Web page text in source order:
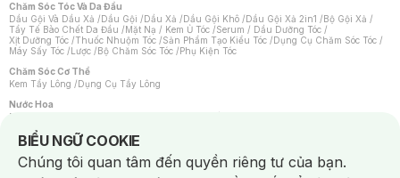
Chăm Sóc Tóc Và Da Đầu
Dầu Gội Và Dầu Xả /Dầu Gội /Dầu Xả /Dầu Gội Khô /Dầu Gội Xả 2in1 /Bộ Gội Xả /
Tẩy Tế Bào Chết Da Đầu /Mặt Nạ / Kem Ủ Tóc /Serum / Dầu Dưỡng Tóc /
Xịt Dưỡng Tóc /Thuốc Nhuộm Tóc /Sản Phẩm Tạo Kiểu Tóc /Dụng Cụ Chăm Sóc Tóc /
Máy Sấy Tóc /Lược /Bộ Chăm Sóc Tóc /Phụ Kiện Tóc
Chăm Sóc Cơ Thể
Kem Tẩy Lông /Dụng Cụ Tẩy Lông
Nước Hoa
Nước Hoa Nữ
Chăm Sóc Cá Nhân
Chống Muỗi /Khẩu Trang /Máy Massage/Mặt Nạ Xông Hơi /Nước Rửa Tay/
Sản Phẩm Chăm Sóc Khác /Bàn Chải Đánh Răng /Bàn Chải Điện/
BIỂU NGỮ COOKIE
Notice about cookies usage
Chúng tôi quan tâm đến quyền riêng tư của bạn.